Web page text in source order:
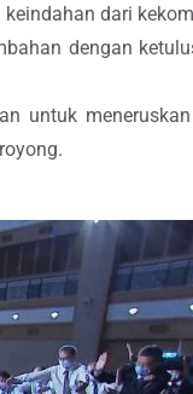
dari
dengan
untuk